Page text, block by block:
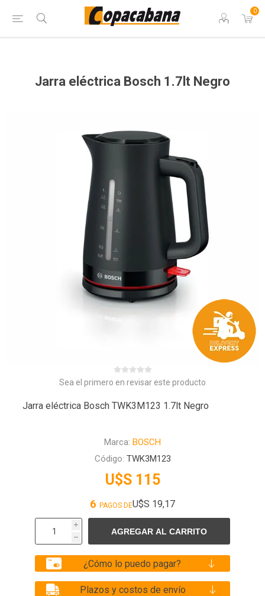
0
Jarra eléctrica Bosch 1.7lt Negro
Sea el primero en revisar este producto
Jarra eléctrica Bosch TWK3M123 1.7lt Negro
Marca: BOSCH
Código: TWK3M123
U$S 115
6 PAGOS DEU$S 19,17
i
h
¿Cómo lo puedo pagar?
Plazos y costos de envío